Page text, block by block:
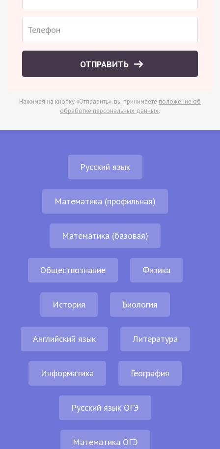
ОТПРАВИТЬ
Нажимая на кнопку «Отправить», вы принимаете положение об
обработке персональных данных.
Русский язык
Математика (профильная)
Математика (базовая)
Обществознание Физика
История Биология
Английский язык Литература
Информатика География
Русский язык ОГЭ
Математика ОГЭ